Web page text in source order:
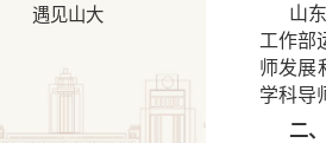
遇见山大
山
工作部
师发展
学科导
二